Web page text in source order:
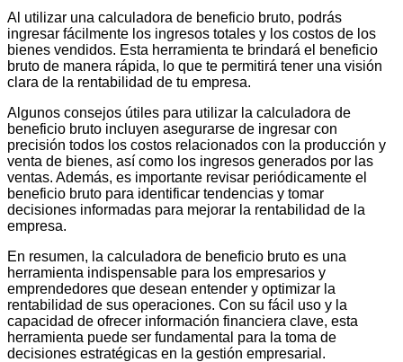
Al utilizar una calculadora de beneficio bruto, podrás
ingresar fácilmente los ingresos totales y los costos de los
bienes vendidos. Esta herramienta te brindará el beneficio
bruto de manera rápida, lo que te permitirá tener una visión
clara de la rentabilidad de tu empresa.
Algunos consejos útiles para utilizar la calculadora de
beneficio bruto incluyen asegurarse de ingresar con
precisión todos los costos relacionados con la producción y
venta de bienes, así como los ingresos generados por las
ventas. Además, es importante revisar periódicamente el
beneficio bruto para identificar tendencias y tomar
decisiones informadas para mejorar la rentabilidad de la
empresa.
En resumen, la calculadora de beneficio bruto es una
herramienta indispensable para los empresarios y
emprendedores que desean entender y optimizar la
rentabilidad de sus operaciones. Con su fácil uso y la
capacidad de ofrecer información financiera clave, esta
herramienta puede ser fundamental para la toma de
decisiones estratégicas en la gestión empresarial.